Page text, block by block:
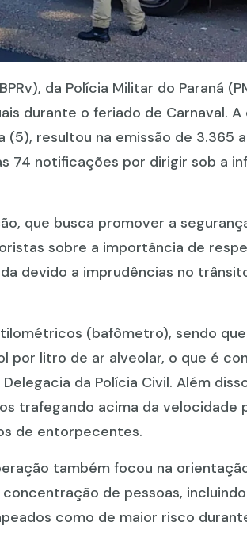
da Polícia Militar do Paraná
durante o feriado de Carnaval. A
resultou na emissão de 3.365
74 notificações por dirigir sob a
que busca promover a
sobre a importância de
devido a imprudências no
(bafômetro), sendo
por litro de ar alveolar, o que é
da Polícia Civil. Além
trafegando acima da velocidade
de entorpecentes.
também focou na
de pessoas,
como de maior risco